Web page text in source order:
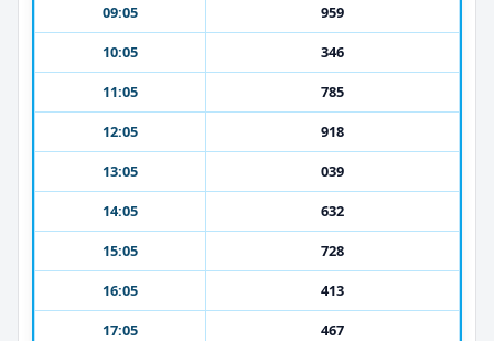
09:05
959
10:05
346
11:05
785
12:05
918
13:05
039
14:05
632
15:05
728
16:05
413
17:05
467